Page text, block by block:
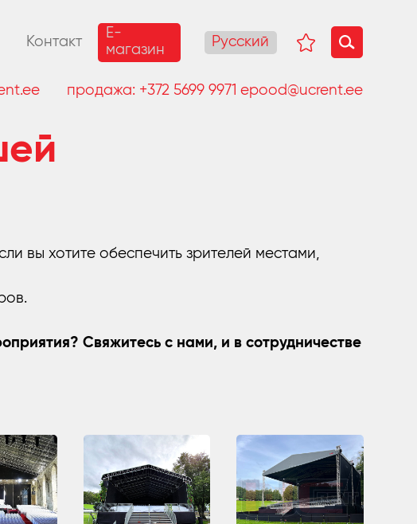
Контакт
E-
магазин
Русский
продажа: +372 5699 9971 epood@ucrent.ee
вы хотите обеспечить зрителей местами,
Свяжитесь с нами, и в сотрудничестве